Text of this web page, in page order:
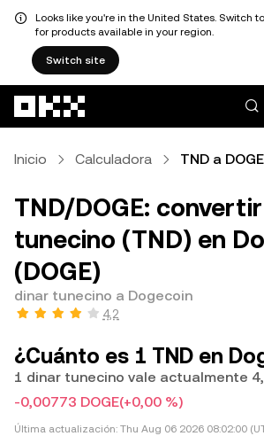
Looks like you're in the United States. Switch
for products available in your region.
Switch site
Inicio Calculadora TND a DOGE
TND/DOGE:
tunecino (TND) en
(DOGE)
dinar tunecino a Dogecoin
4,2
¿Cuánto es 1 TND en
1 dinar tunecino vale actualmente
-0,00773 DOGE(+0,00 %)
Última actualización: Thu Aug 06 2026 08:02:00